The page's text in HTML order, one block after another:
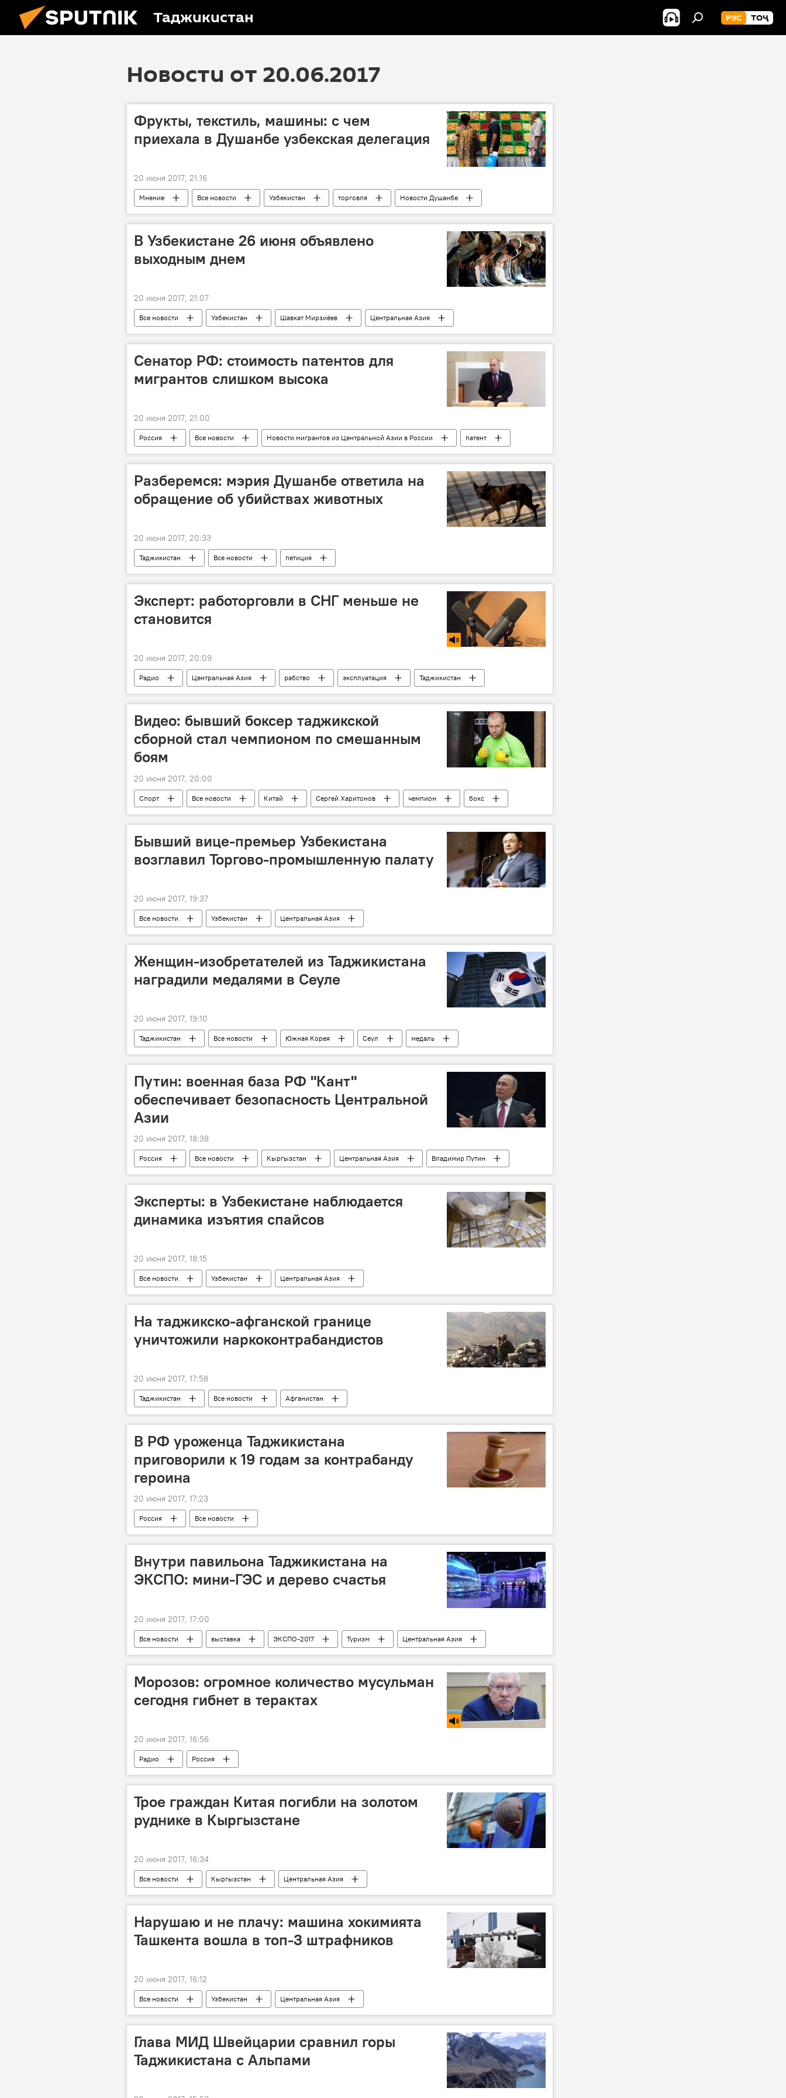
Таджикистан РУС ТОҶ
Новости от 20.06.2017
Фрукты, текстиль, машины: с чем
приехала в Душанбе узбекская делегация
20 июня 2017, 21:16
Мнение Все новости Узбекистан торговля
Новости Душанбе
Таджикистан
Промышленность Транспорт
В Узбекистане 26 июня объявлено
выходным днем
20 июня 2017, 21:07
Все новости Узбекистан Шавкат Мирзиёев
Центральная Азия
выходные
Священный месяц Рамадан - 2026
Сенатор РФ: стоимость патентов для
мигрантов слишком высока
20 июня 2017, 21:00
Россия Все новости Новости мигрантов из Центральной Азии в России патент
Разберемся: мэрия Душанбе ответила на
обращение об убийствах животных
20 июня 2017, 20:33
Таджикистан Все новости
петиция
Мэр Душанбе и председатель парламента Рустам Эмомали
Новости Душанбе убийство
Эксперт: работорговли в СНГ меньше не
становится
20 июня 2017, 20:09
Радио Центральная Азия рабство эксплуатация
Таджикистан
Россия
Видео: бывший боксер таджикской
сборной стал чемпионом по смешанным
боям
20 июня 2017, 20:00
Спорт Все новости Китай Сергей Харитонов чемпион
бокс
смешанные бои
нокаут Таджикистан: свежие новости спорта
Таджикистан
Бывший вице-премьер Узбекистана
возглавил Торгово-промышленную палату
20 июня 2017, 19:37
Все новости Узбекистан Центральная Азия
Женщин-изобретателей из Таджикистана
наградили медалями в Сеуле
20 июня 2017, 19:10
Таджикистан Все новости Южная Корея Сеул медаль
Путин: военная база РФ "Кант"
обеспечивает безопасность Центральной
Азии
20 июня 2017, 18:38
Россия Все новости Кыргызстан Центральная Азия
Владимир Путин
Алмазбек Атамбаев
военные учения
Эксперты: в Узбекистане наблюдается
динамика изъятия спайсов
20 июня 2017, 18:15
Все новости Узбекистан Центральная Азия
На таджикско-афганской границе
уничтожили наркоконтрабандистов
20 июня 2017, 17:58
Таджикистан Все новости
Афганистан
Афганистан и Таджикистан: новости на границе
В РФ уроженца Таджикистана
приговорили к 19 годам за контрабанду
героина
20 июня 2017, 17:23
Россия Все новости
Внутри павильона Таджикистана на
ЭКСПО: мини-ГЭС и дерево счастья
20 июня 2017, 17:00
Все новости выставка ЭКСПО-2017 Туризм
Центральная Азия
Таджикистан
Энергетика Астана
Морозов: огромное количество мусульман
сегодня гибнет в терактах
20 июня 2017, 16:56
Радио Россия
Трое граждан Китая погибли на золотом
руднике в Кыргызстане
20 июня 2017, 16:34
Все новости Кыргызстан Центральная Азия
Нарушаю и не плачу: машина хокимията
Ташкента вошла в топ-3 штрафников
20 июня 2017, 16:12
Все новости Узбекистан Центральная Азия
Глава МИД Швейцарии сравнил горы
Таджикистана с Альпами